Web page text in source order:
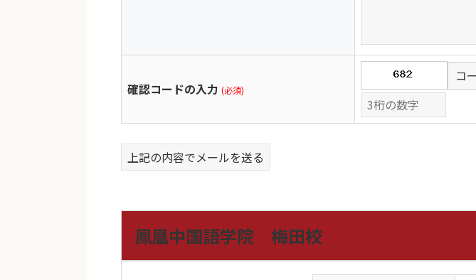
確認コードの入力 (必須)
コ
上記の内容でメールを送る
鳳凰中国語学院 梅田校